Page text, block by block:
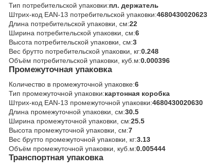
Тип потребительской упаковки:пл. держатель
Штрих-код EAN-13 потребительской упаковки:4680430020623
Длина потребительской упаковки, см:22
Ширина потребительской упаковки, см:6
Высота потребительской упаковки, см:3
Вес брутто потребительской упаковки, кг:0.248
Объём потребительской упаковки, куб.м:0.000396
Промежуточная упаковка
Количество в промежуточной упаковке:6
Тип промежуточной упаковки:картонная коробка
Штрих-код EAN-13 промежуточной упаковки:4680430020630
Длина промежуточной упаковки, см:30.5
Ширина промежуточной упаковки, см:25.5
Высота промежуточной упаковки, см:7
Вес брутто промежуточной упаковки, кг:3.13
Объём промежуточной упаковки, куб.м:0.005444
Транспортная упаковка